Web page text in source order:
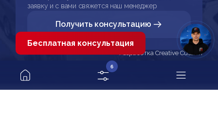
заявку и с вами свяжется наш менеджер
Получить консультацию
Разработка Creative Custom
6
Бесплатная консультация